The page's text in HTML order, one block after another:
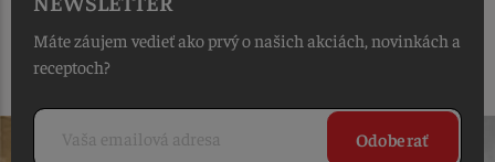
Máte záujem vedieť ako prvý o našich akciách, novinkách a
receptoch?
Odoberať